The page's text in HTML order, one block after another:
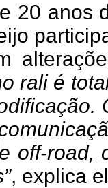
20 anos
rali é
off-road,
, explica